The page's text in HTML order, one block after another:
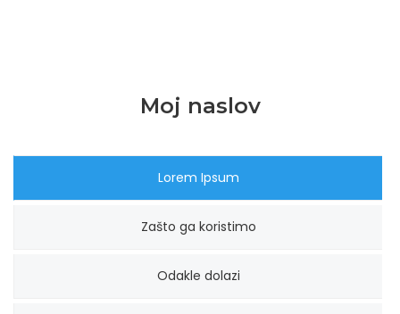
Moj naslov
Lorem Ipsum
Zašto ga koristimo
Odakle dolazi